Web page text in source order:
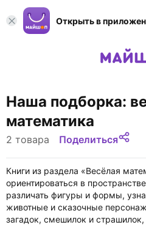
Открыть в
Наша подборка:
математика
2 товара Поделиться
Книги из раздела «Весёлая
ориентироваться в
различать фигуры и формы,
животные и сказочные
загадок, смешилок и